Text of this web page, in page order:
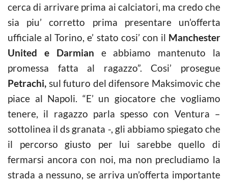
cerca di arrivare prima ai calciatori, ma credo che
sia piu’ corretto prima presentare un’offerta
ufficiale al Torino, e’ stato cosi’ con il Manchester
United e Darmian e abbiamo mantenuto la
promessa fatta al ragazzo”. Cosi’ prosegue
Petrachi, sul futuro del difensore Maksimovic che
piace al Napoli. “E’ un giocatore che vogliamo
tenere, il ragazzo parla spesso con Ventura –
sottolinea il ds granata -, gli abbiamo spiegato che
il percorso giusto per lui sarebbe quello di
fermarsi ancora con noi, ma non precludiamo la
strada a nessuno, se arriva un’offerta importante